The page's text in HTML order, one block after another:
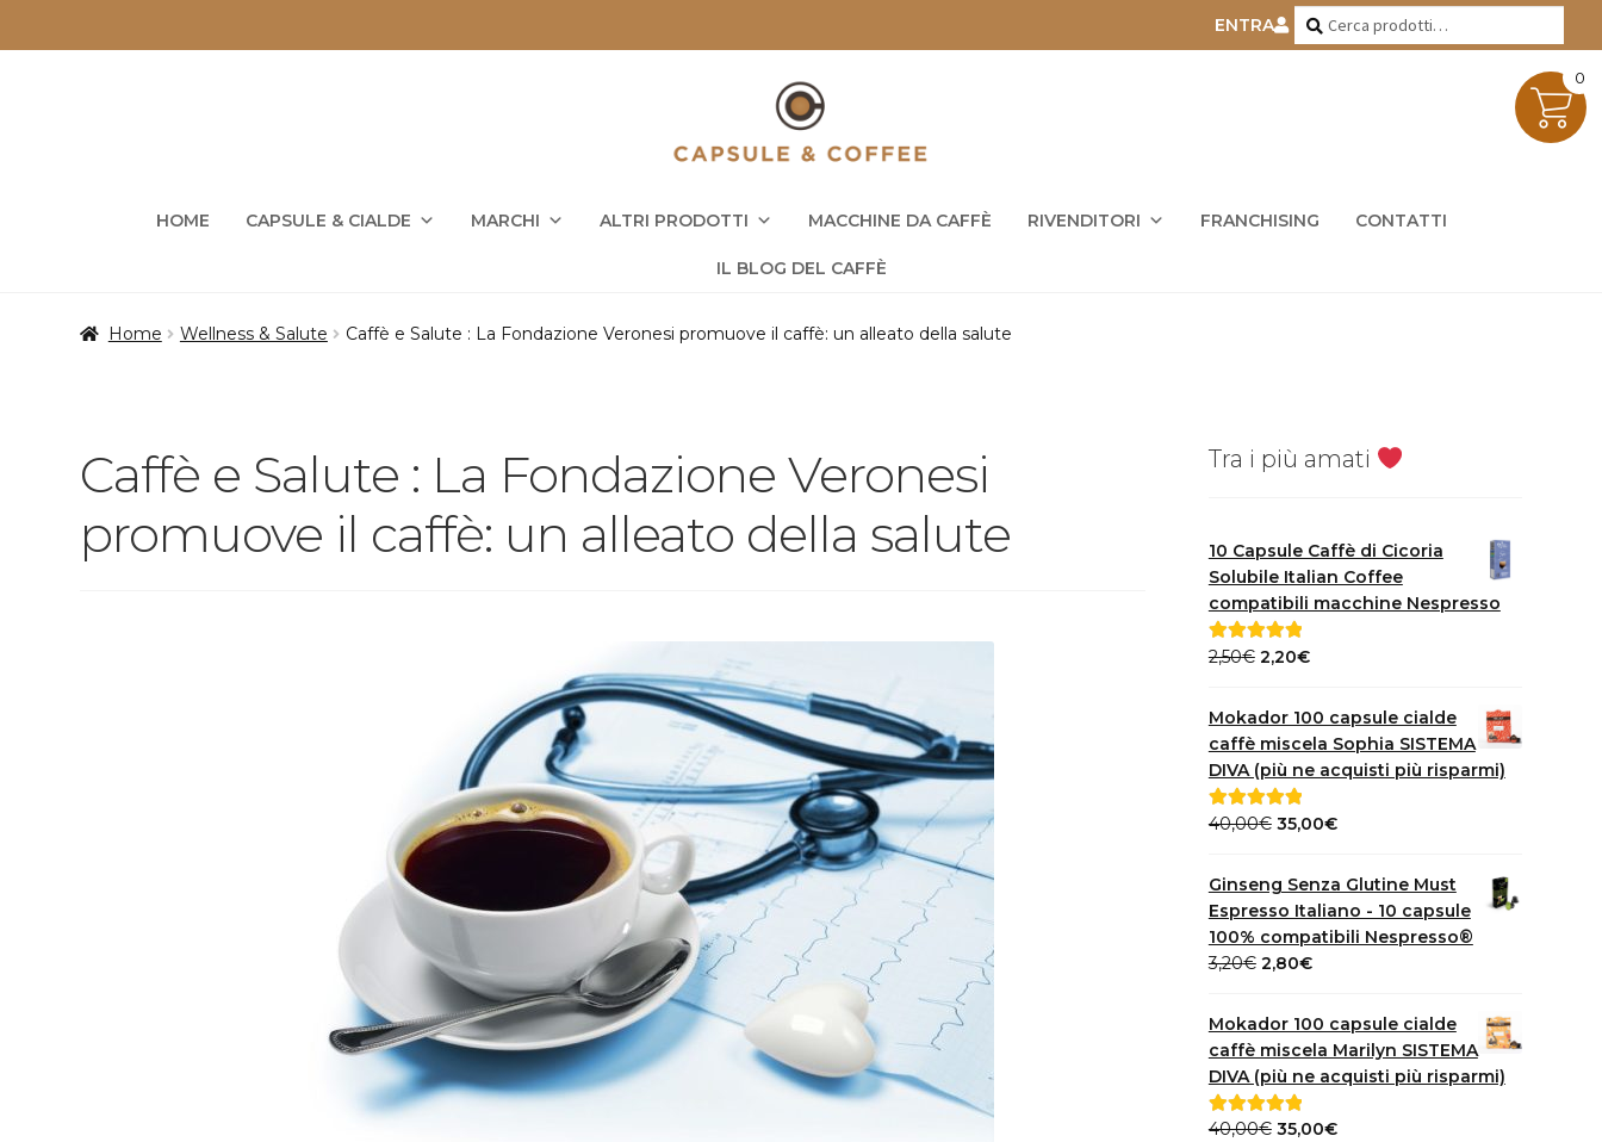
ENTRA Cerca:
Cerca
HOME CAPSULE & CIALDE MARCHI ALTRI PRODOTTI MACCHINE DA CAFFÈ RIVENDITORI FRANCHISING CONTATTI
IL BLOG DEL CAFFÈ
Home Wellness & Salute Caffè e Salute : La Fondazione Veronesi promuove il caffè: un alleato della salute
Caffè e Salute : La Fondazione Veronesi
promuove il caffè: un alleato della salute
Tra i più amati
10 Capsule Caffè di Cicoria
Solubile Italian Coffee
compatibili macchine Nespresso
Valutato5.00
2,50€ Il
originale
era:
2,50€.
2,20€Il
attuale
è:
2,20€.
Mokador 100 capsule cialde
caffè miscela Sophia SISTEMA
DIVA (più ne acquisti più risparmi)
Valutato5.00
40,00€ Il
originale
era:
40,00€.
35,00€Il
attuale
35,00€.
Ginseng Senza Glutine Must
Espresso Italiano - 10 capsule
100% compatibili Nespresso®
3,20€ Il
originale
era:
3,20€.
2,80€Il
attuale
è:
Mokador 100 capsule cialde
caffè miscela Marilyn SISTEMA
DIVA (più ne acquisti più risparmi)
Valutato5.00
40,00€ Il
35,00€Il
0